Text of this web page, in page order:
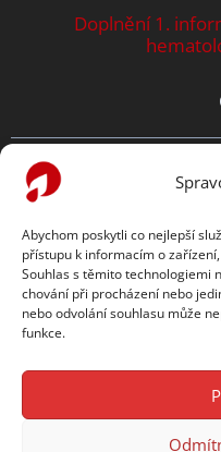
Abychom poskytli co nejlepší
přístupu k informacím o
Souhlas s těmito technologiemi
chování při procházení nebo
nebo odvolání souhlasu může
funkce.
Doplnění 1.
Zásady
TENTO